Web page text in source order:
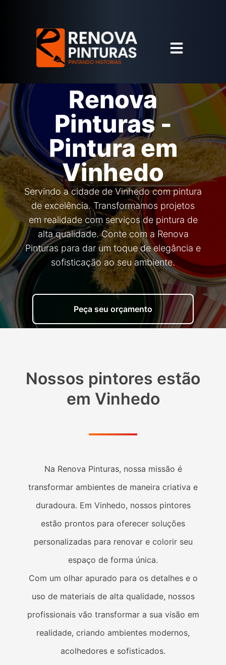
Renova
Pinturas -
Pintura em
Vinhedo
Servindo a cidade de Vinhedo com pintura
de excelência. Transformamos projetos
em realidade com serviços de pintura de
alta qualidade. Conte com a Renova
Pinturas para dar um toque de elegância e
sofisticação ao seu ambiente.
Peça seu orçamento
Nossos pintores estão
em Vinhedo
Na Renova Pinturas, nossa missão é
transformar ambientes de maneira criativa e
duradoura. Em Vinhedo, nossos pintores
estão prontos para oferecer soluções
personalizadas para renovar e colorir seu
espaço de forma única.
Com um olhar apurado para os detalhes e o
uso de materiais de alta qualidade, nossos
profissionais vão transformar a sua visão em
realidade, criando ambientes modernos,
acolhedores e sofisticados.